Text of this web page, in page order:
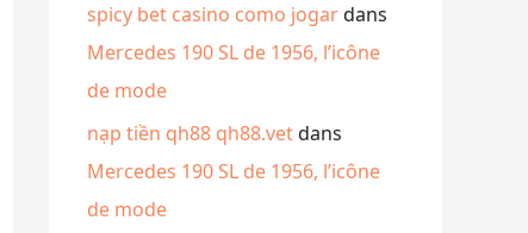
spicy bet casino como jogardans
Mercedes 190 SL de 1956, l’icône
de mode
nạp tiền qh88 qh88.vetdans
Mercedes 190 SL de 1956, l’icône
de mode